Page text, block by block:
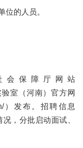
位的人员。
会保障厅网站
验室（河南）官方网
）发布。招聘信息
，分批启动面试、